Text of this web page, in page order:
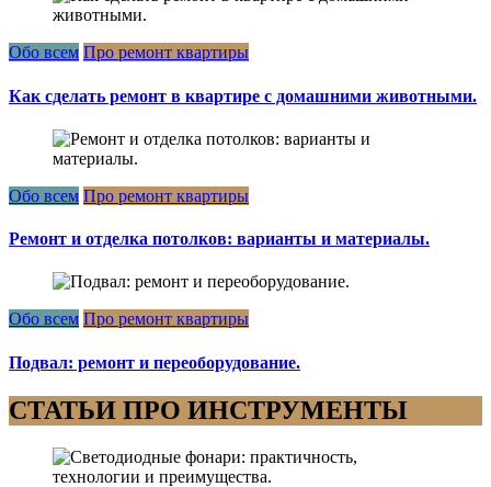
Обо всем Про ремонт квартиры
Как сделать ремонт в квартире с домашними животными.
Обо всем Про ремонт квартиры
Ремонт и отделка потолков: варианты и материалы.
Обо всем Про ремонт квартиры
Подвал: ремонт и переоборудование.
СТАТЬИ ПРО ИНСТРУМЕНТЫ